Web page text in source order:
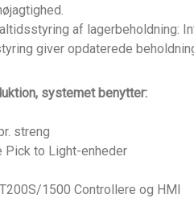
af lagerbeholdning:
giver opdaterede
systemet benytter:
streng
Pick to Light-enheder
1500 Controllere og HMI